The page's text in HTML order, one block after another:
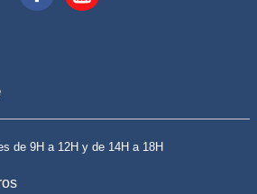
de 9H a 12H y de 14H a 18H